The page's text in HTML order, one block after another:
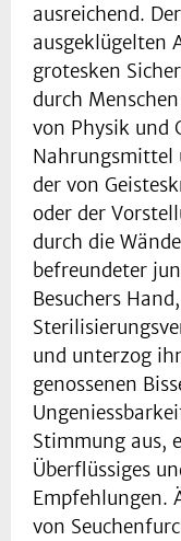
ausreichend.
ausgeklügelten
grotesken
durch
von Physik und
Nahrungsmittel
der von
oder der
durch die
befreundeter
Besuchers
und unterzog
genossenen
Stimmung aus,
Überflüssiges
Empfehlungen.
von